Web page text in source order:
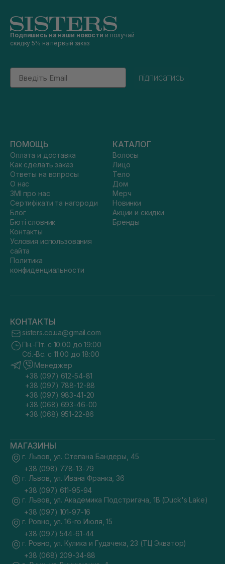
Подпишись на наши новости и получай
скидку 5% на первый заказ
Email
підписатись
ПОМОЩЬ
Оплата и доставка
Как сделать заказ
Ответы на вопросы
О нас
ЗМІ про нас
Сертифікати та нагороди
Блог
Бюті словник
Контакты
Условия использования
сайта
Политика
конфиденциальности
КАТАЛОГ
Волосы
Лицо
Тело
Дом
Мерч
Новинки
Акции и скидки
Бренды
КОНТАКТЫ
sisters.co.ua@gmail.com
Пн.-Пт. с 10:00 до 19:00
Сб.-Вс. с 11:00 до 18:00
Менеджер
+38 (097) 612-54-81
+38 (097) 788-12-88
+38 (097) 983-41-20
+38 (068) 693-46-00
+38 (068) 951-22-86
МАГАЗИНЫ
г. Львов, ул. Степана Бандеры, 45
+38 (098) 778-13-79
г. Львов, ул. Ивана Франка, 36
+38 (097) 611-95-94
г. Львов, ул. Академика Подстригача, 1В (Duck's Lake)
+38 (097) 101-97-16
г. Ровно, ул. 16-го Июля, 15
+38 (097) 544-61-44
г. Ровно, ул. Кулика и Гудачека, 23 (ТЦ Экватор)
+38 (068) 209-34-88